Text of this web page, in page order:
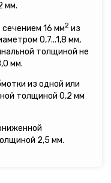
мм.
16 мм2 из
0,7...1,8 мм,
толщиной не
мм.
из одной или
толщиной 0,2 мм
2,5 мм.